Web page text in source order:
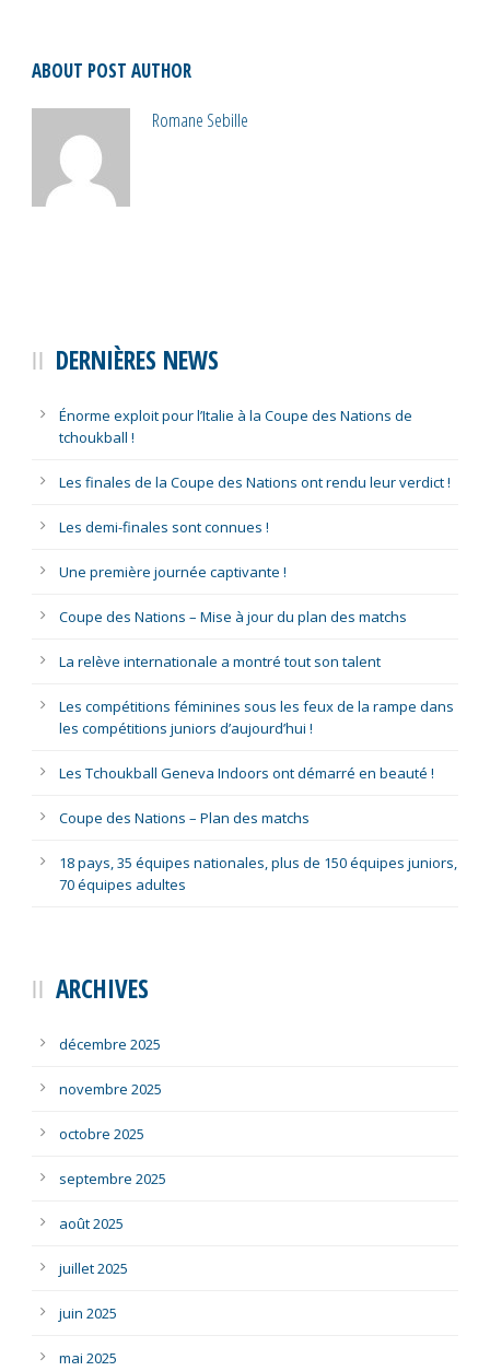
ABOUT POST AUTHOR
Romane Sebille
DERNIÈRES NEWS
Énorme exploit pour l’Italie à la Coupe des Nations de
tchoukball !
Les finales de la Coupe des Nations ont rendu leur verdict !
Les demi-finales sont connues !
Une première journée captivante !
Coupe des Nations – Mise à jour du plan des matchs
La relève internationale a montré tout son talent
Les compétitions féminines sous les feux de la rampe dans
les compétitions juniors d’aujourd’hui !
Les Tchoukball Geneva Indoors ont démarré en beauté !
Coupe des Nations – Plan des matchs
18 pays, 35 équipes nationales, plus de 150 équipes juniors,
70 équipes adultes
ARCHIVES
décembre 2025
novembre 2025
octobre 2025
septembre 2025
août 2025
juillet 2025
juin 2025
mai 2025